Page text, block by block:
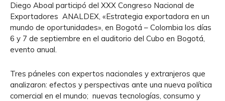
Diego Aboal participó del XXX Congreso Nacional de
Exportadores ANALDEX, «Estrategia exportadora en un
mundo de oportunidades», en Bogotá – Colombia los días
6 y 7 de septiembre en el auditorio del Cubo en Bogotá,
evento anual.
Tres páneles con expertos nacionales y extranjeros que
analizaron: efectos y perspectivas ante una nueva política
comercial en el mundo; nuevas tecnologías, consumo y